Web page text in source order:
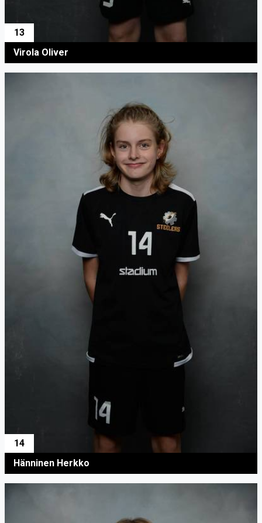
13
Virola Oliver
14
Hänninen Herkko